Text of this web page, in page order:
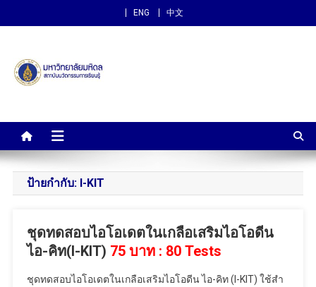
ENG 中文
สถาบันนวัตกรรมการเรียนรู้
ป้ายกำกับ: I-KIT
ชุดทดสอบไอโอเดตในเกลือเสริมไอโอดีน
ไอ-คิท(I-KIT) 75 บาท : 80 Tests
ชุดทดสอบไอโอเดตในเกลือเสริมไอโอดีน ไอ-คิท (I-KIT) ใช้สำ